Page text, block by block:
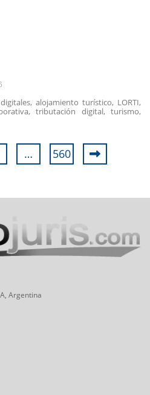
alojamiento turístico, LORTI,
tributación digital, turismo,
… 560
Argentina